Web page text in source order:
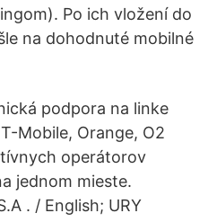
Po ich vložení do
na dohodnuté mobilné
podpora na linke
Mobile, Orange, O2
operátorov
jednom mieste.
. / English; URY